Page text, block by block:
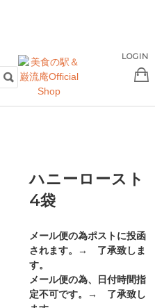
LOGIN
ハニーロースト
4袋
メール便の為ポストに投函
されます。→ 了承致しま
す。
メール便の為、日付時間指
定不可です。→ 了承致し